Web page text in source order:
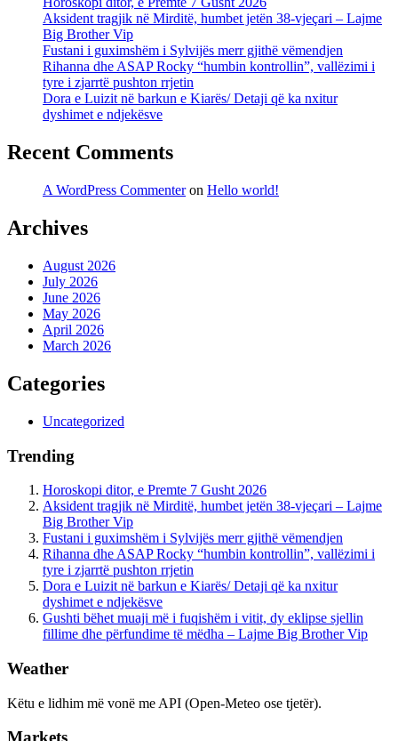
Aksident tragjik në Mirditë, humbet jetën 38-vjeçari – Lajme
Big Brother Vip
Fustani i guximshëm i Sylvijës merr gjithë vëmendjen
Rihanna dhe ASAP Rocky “humbin kontrollin”, vallëzimi i
tyre i zjarrtë pushton rrjetin
Dora e Luizit në barkun e Kiarës/ Detaji që ka nxitur
dyshimet e ndjekësve
Recent Comments
A WordPress Commenteron Hello world!
Archives
August 2026
July 2026
June 2026
May 2026
April 2026
March 2026
Categories
Uncategorized
Trending
Horoskopi ditor, e Premte 7 Gusht 2026
Aksident tragjik në Mirditë, humbet jetën 38-vjeçari – Lajme
Big Brother Vip
Fustani i guximshëm i Sylvijës merr gjithë vëmendjen
Rihanna dhe ASAP Rocky “humbin kontrollin”, vallëzimi i
tyre i zjarrtë pushton rrjetin
Dora e Luizit në barkun e Kiarës/ Detaji që ka nxitur
dyshimet e ndjekësve
Gushti bëhet muaji më i fuqishëm i vitit, dy eklipse sjellin
fillime dhe përfundime të mëdha – Lajme Big Brother Vip
Weather
Këtu e lidhim më vonë me API (Open-Meteo ose tjetër).